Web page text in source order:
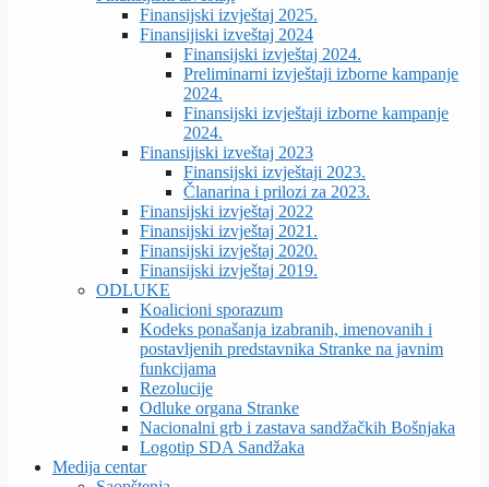
Finansijski izvještaj 2025.
Finansijiski izveštaj 2024
Finansijski izvještaj 2024.
Preliminarni izvještaji izborne kampanje
2024.
Finansijski izvještaji izborne kampanje
2024.
Finansijiski izveštaj 2023
Finansijski izvještaji 2023.
Članarina i prilozi za 2023.
Finansijski izvještaj 2022
Finansijski izvještaj 2021.
Finansijski izvještaj 2020.
Finansijski izvještaj 2019.
ODLUKE
Koalicioni sporazum
Kodeks ponašanja izabranih, imenovanih i
postavljenih predstavnika Stranke na javnim
funkcijama
Rezolucije
Odluke organa Stranke
Nacionalni grb i zastava sandžačkih Bošnjaka
Logotip SDA Sandžaka
Medija centar